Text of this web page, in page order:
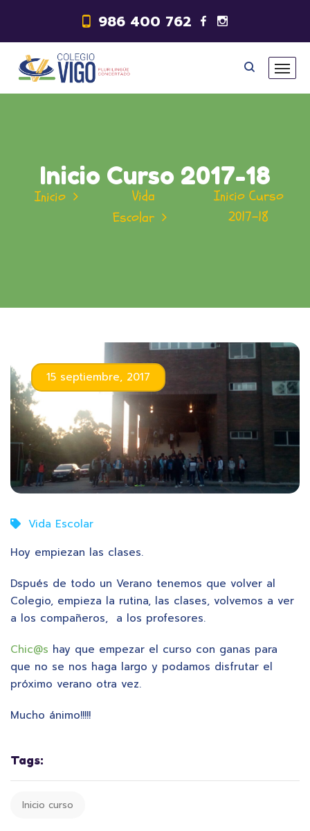
986 400 762
Inicio Curso 2017-18
Inicio
Vida
Escolar
Inicio Curso
2017-18
15 septiembre, 2017
Vida Escolar
Hoy empiezan las clases.
Dspués de todo un Verano tenemos que volver al
Colegio, empieza la rutina, las clases, volvemos a ver
a los compañeros, a los profesores.
Chic@s hay que empezar el curso con ganas para
que no se nos haga largo y podamos disfrutar el
próximo verano otra vez.
Mucho ánimo!!!!!
Tags:
Inicio curso